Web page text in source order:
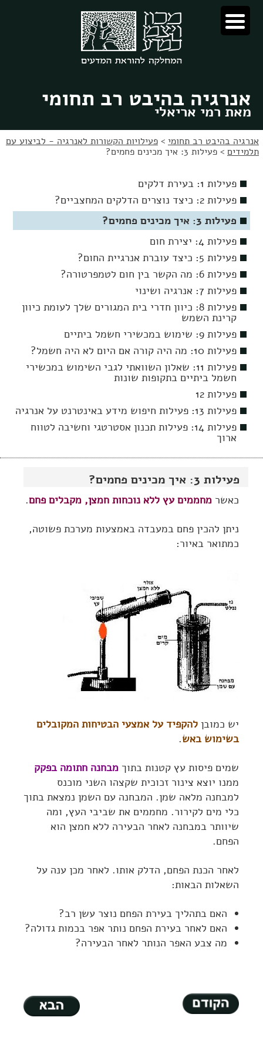
לתוכן
לניווט
אנרגיה בהיבט רב תחומי
מאת רמי אריאלי
אנרגיה בהיבט רב תחומי > פעילויות הקשורות לאנרגיה - לביצוע עם
תלמידים > פעילות 3: איך מכינים פחמים?
פעילות 3: איך מכינים פחמים?
כאשר מחממים עץ ללא נוכחות חמצן, מקבלים פחם.
ניתן להכין פחם במעבדה באמצעות מערכת פשוטה,
כמתואר באיור:
יש כמובן להקפיד על אמצעי הבטיחות המקובלים
בשימוש באש.
שמים פיסות עץ קטנות בתוך מבחנה חתומה בפקק
ממנו יוצא צינור זכוכית שקצהו השני מוכנס
למבחנה מלאה שמן. המבחנה עם השמן נמצאת בתוך
כלי מים לקירור. מחממים את שביבי העץ, ומה
שיוותר במבחנה לאחר הבעירה ללא חמצן הוא
הפחם.
לאחר הכנת הפחם, הדלק אותו. לאחר מכן ענה על
השאלות הבאות:
האם בתהליך בעירת הפחם נוצר עשן רב?
האם לאחר בעירת הפחם נותר אפר בכמות גדולה?
מה צבע האפר הנותר לאחר הבעירה?
פעילות 1: בעירת דלקים
פעילות 2: כיצד נוצרים הדלקים המחצביים?
פעילות 3: איך מכינים פחמים?
פעילות 4: יצירת חום
פעילות 5: כיצד עוברת אנרגיית החום?
פעילות 6: מה הקשר בין חום לטמפרטורה?
פעילות 7: אנרגיה ושינוי
פעילות 8: כיוון חדרי בית המגורים שלך לעומת כיוון
קרינת השמש
פעילות 9: שימוש במכשירי חשמל ביתיים
פעילות 10: מה היה קורה אם היום לא היה חשמל?
פעילות 11: שאלון השוואתי לגבי השימוש במכשירי
חשמל ביתיים בתקופות שונות
פעילות 12
פעילות 13: פעילות חיפוש מידע באינטרנט על אנרגיה
פעילות 14: פעילות תכנון אסטרטגי וחשיבה לטווח
ארוך